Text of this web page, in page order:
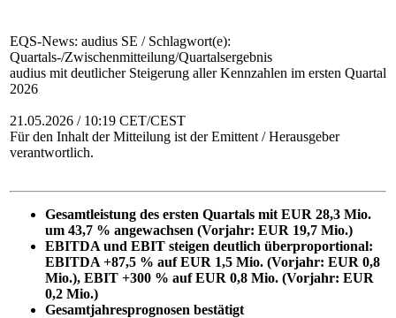
EQS-News: audius SE / Schlagwort(e):
Quartals-/Zwischenmitteilung/Quartalsergebnis
audius mit deutlicher Steigerung aller Kennzahlen im ersten Quartal
2026
21.05.2026 / 10:19 CET/CEST
Für den Inhalt der Mitteilung ist der Emittent / Herausgeber
verantwortlich.
Gesamtleistung des ersten Quartals mit EUR 28,3 Mio.
um 43,7 % angewachsen (Vorjahr: EUR 19,7 Mio.)
EBITDA und EBIT steigen deutlich überproportional:
EBITDA +87,5 % auf EUR 1,5 Mio. (Vorjahr: EUR 0,8
Mio.), EBIT +300 % auf EUR 0,8 Mio. (Vorjahr: EUR
0,2 Mio.)
Gesamtjahresprognosen bestätigt